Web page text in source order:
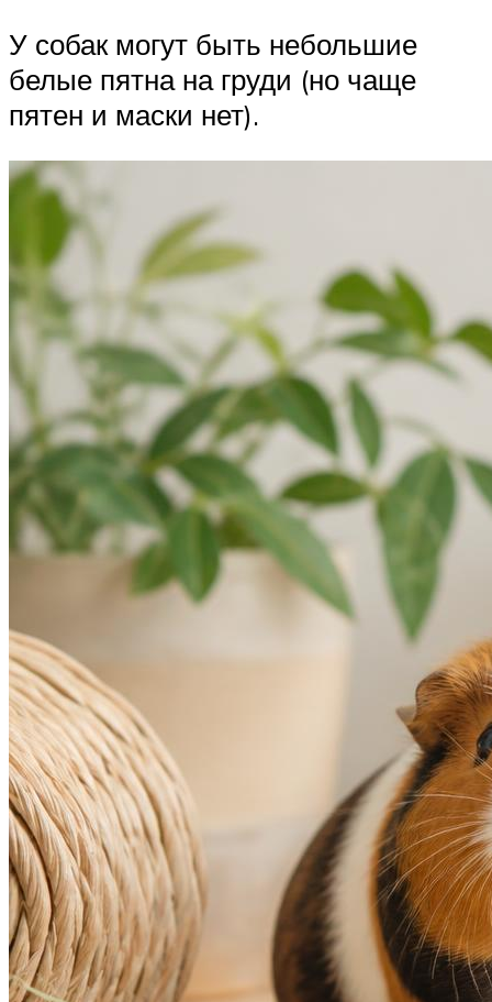
У собак могут быть небольшие
белые пятна на груди (но чаще
пятен и маски нет).